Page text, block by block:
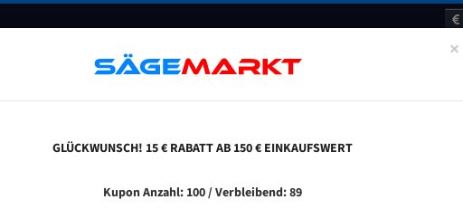
FAQ GUTSCHEINE BLOG KONTAKT
×
GLÜCKWUNSCH! 15 € RABATT AB 150 € EINKAUFSWERT
Kupon Anzahl: 100 / Verbleibend: 89